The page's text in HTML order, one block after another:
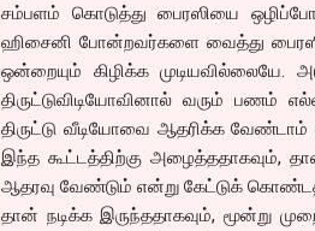
சம்பளம் கொடுத்து பைரஸியை
ஹிசைனி போன்றவர்களை வைத்து
ஒன்றையும் கிழிக்க முடியவில்லையே.
திருட்டுவிடியோவினால் வரும் பணம்
திருட்டு வீடியோவை ஆதரிக்க வேண்டாம்
இந்த கூட்டத்திற்கு அழைத்ததாகவும்,
ஆதரவு வேண்டும் என்று கேட்டுக்
தான் நடிக்க இருந்ததாகவும், மூன்று